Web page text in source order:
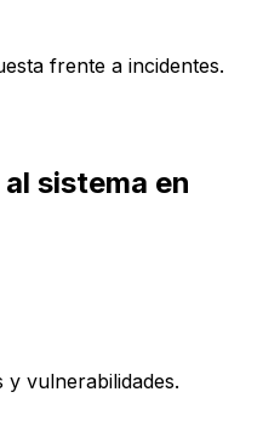
frente a incidentes.
sistema en
y vulnerabilidades.